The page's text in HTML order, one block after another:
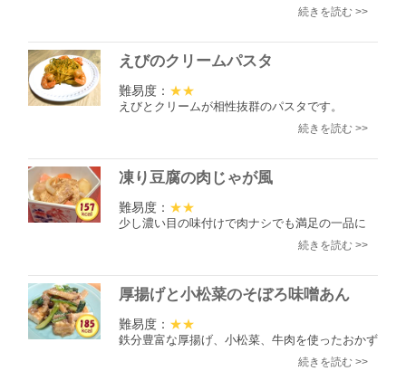
続きを読む >>
えびのクリームパスタ
難易度： ★★
えびとクリームが相性抜群のパスタです。
続きを読む >>
凍り豆腐の肉じゃが風
難易度： ★★
少し濃い目の味付けで肉ナシでも満足の一品に
続きを読む >>
厚揚げと小松菜のそぼろ味噌あん
難易度： ★★
鉄分豊富な厚揚げ、小松菜、牛肉を使ったおかず
続きを読む >>